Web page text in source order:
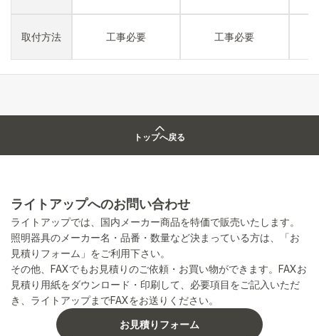
取付方法 工事必要 工事必要
トップへ戻る
ライトアップへのお問い合わせ
ライトアップでは、国内メーカー商品を特価で販売いたします。
照明器具のメーカー名・品番・数量など決まっている方は、「お
見積りフォーム」をご利用下さい。
その他、FAXでもお見積りのご依頼・お買い物ができます。FAXお
見積り用紙をダウンロード・印刷して、必要項目をご記入いただ
き、ライトアップまでFAXをお送りください。
お見積りフォーム